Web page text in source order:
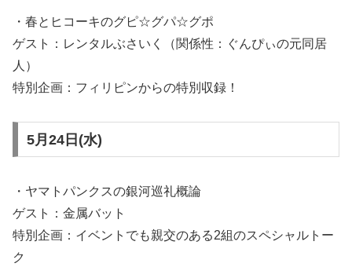
・春とヒコーキのグピ☆グパ☆グポ
ゲスト：レンタルぶさいく（関係性：ぐんぴぃの元同居
人）
特別企画：フィリピンからの特別収録！
5月24日(水)
・ヤマトパンクスの銀河巡礼概論
ゲスト：金属バット
特別企画：イベントでも親交のある2組のスペシャルトー
ク